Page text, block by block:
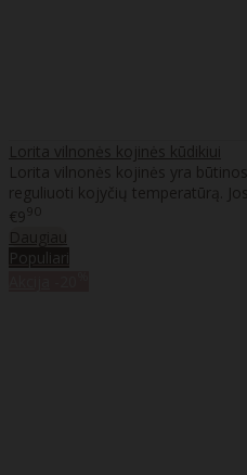
Lorita vilnonės kojinės kūdikiui
Lorita vilnonės kojinės yra
reguliuoti kojyčių temperatūrą. Jos
€990
Daugiau
Populiari